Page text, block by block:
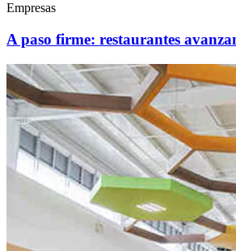
Empresas
A paso firme: restaurantes